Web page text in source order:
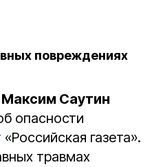
повреждениях
Максим Саутин
опасности
«Российская газета».
травмах